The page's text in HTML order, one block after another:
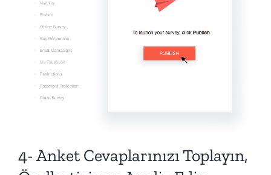
4- Anket Cevaplarınızı Toplayın,